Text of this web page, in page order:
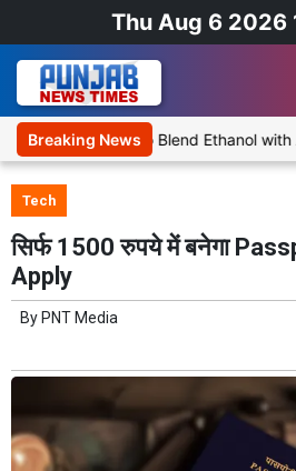
Thu Aug 6 2026
Breaking News
Proposal to Blend Ethanol with
Tech
सिर्फ 1500 रुपये में बनेगा
Apply
By PNT Media